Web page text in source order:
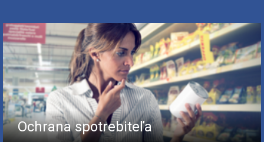
Ochrana spotrebiteľa